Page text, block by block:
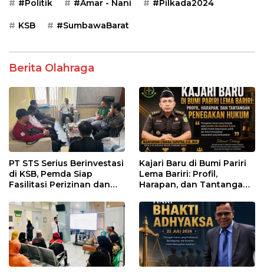
#Politik #Amar - Nani #Pilkada2024
KSB #SumbawaBarat
Berita Olahraga
PT STS Serius Berinvestasi
di KSB, Pemda Siap
Fasilitasi Perizinan dan
Regulasi
Kajari Baru di Bumi Pariri
Lema Bariri: Profil,
Harapan, dan Tantangan